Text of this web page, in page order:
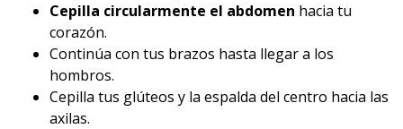
Cepilla circularmente el abdomen hacia tu
corazón.
Continúa con tus brazos hasta llegar a los
hombros.
Cepilla tus glúteos y la espalda del centro hacia las
axilas.